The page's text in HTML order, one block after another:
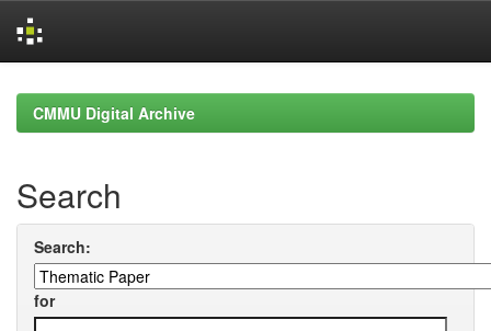
navigationCMMU Digital Archive
Search
Search:
for